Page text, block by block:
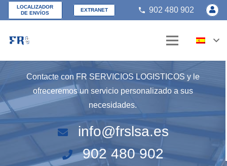
LOCALIZADOR
DE ENVÍOS
EXTRANET phone 902 480 902
¿Cómo podemos
?
Contacte con FR SERVICIOS LOGISTICOS y le
ofreceremos un servicio personalizado a sus
necesidades.
info@frslsa.es
902 480 902